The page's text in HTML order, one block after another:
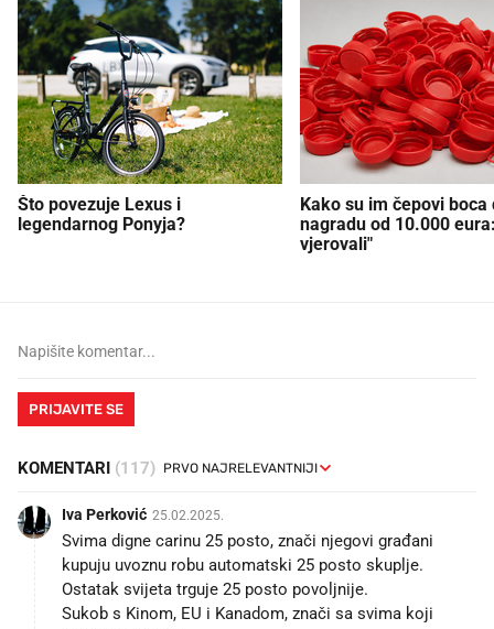
Što povezuje Lexus i
legendarnog Ponyja?
Kako su im čepovi boca
nagradu od 10.000
vjerovali"
PRIJAVITE SE
KOMENTARI (117)
Iva Perković 25.02.2025.
Svima digne carinu 25 posto, znači njegovi građani
kupuju uvoznu robu automatski 25 posto skuplje.
Ostatak svijeta trguje 25 posto povoljnije.
Sukob s Kinom, EU i Kanadom, znači sa svima koji